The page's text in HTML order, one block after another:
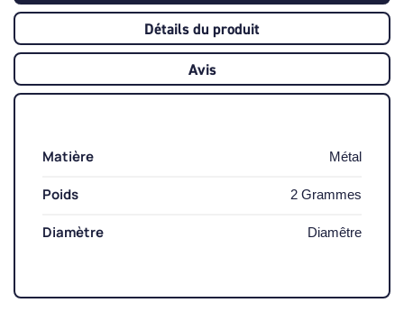
Détails du produit
Avis
Matière Métal
Poids 2 Grammes
Diamètre Diamêtre